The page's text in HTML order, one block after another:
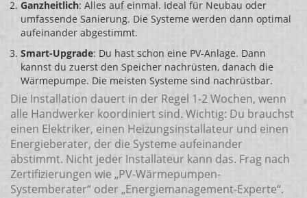
Ganzheitlich: Alles auf einmal. Ideal für Neubau oder
umfassende Sanierung. Die Systeme werden dann optimal
aufeinander abgestimmt.
Smart-Upgrade: Du hast schon eine PV-Anlage. Dann
kannst du zuerst den Speicher nachrüsten, danach die
Wärmepumpe. Die meisten Systeme sind nachrüstbar.
Die Installation dauert in der Regel 1-2 Wochen, wenn
alle Handwerker koordiniert sind. Wichtig: Du brauchst
einen Elektriker, einen Heizungsinstallateur und einen
Energieberater, der die Systeme aufeinander
abstimmt. Nicht jeder Installateur kann das. Frag nach
Zertifizierungen wie „PV-Wärmepumpen-
Systemberater“ oder „Energiemanagement-Experte“.